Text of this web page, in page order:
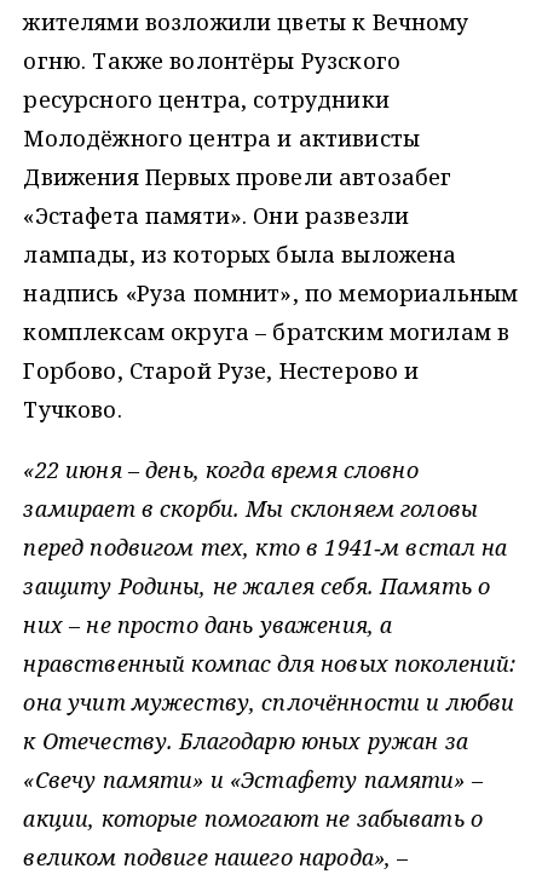
жителями возложили цветы к Вечному
огню. Также волонтёры Рузского
ресурсного центра, сотрудники
Молодёжного центра и активисты
Движения Первых провели автозабег
«Эстафета памяти». Они развезли
лампады, из которых была выложена
надпись «Руза помнит», по мемориальным
комплексам округа – братским могилам в
Горбово, Старой Рузе, Нестерово и
Тучково.
«22 июня – день, когда время словно
замирает в скорби. Мы склоняем головы
перед подвигом тех, кто в 1941‑м встал на
защиту Родины, не жалея себя. Память о
них – не просто дань уважения, а
нравственный компас для новых поколений:
она учит мужеству, сплочённости и любви
к Отечеству. Благодарю юных ружан за
«Свечу памяти» и «Эстафету памяти» –
акции, которые помогают не забывать о
великом подвиге нашего народа», –